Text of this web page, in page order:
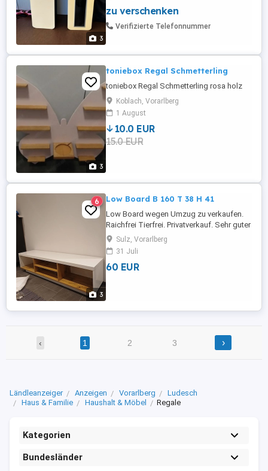
3
zu verschenken
Verifizierte Telefonnummer
3
toniebox Regal Schmetterling
toniebox Regal Schmetterling rosa holz
Koblach, Vorarlberg
1 August
10.0 EUR
15.0 EUR
3
6 Low Board B 160 T 38 H 41
Low Board wegen Umzug zu verkaufen.
Raichfrei Tierfrei. Privatverkauf. Sehr guter
Zustand. Türen und Scharniere
originalverpackt dabei. Siehr dann aus wie
auf dem FOTO AUS DEM xxxlutz Habe es
ohne Tueren genutzt.
Sulz, Vorarlberg
31 Juli
60 EUR
‹ 1 2 3 ›
Ländleanzeiger Anzeigen Vorarlberg
Ludesch
Haus & Familie
Haushalt & Möbel Regale
Kategorien
Bundesländer